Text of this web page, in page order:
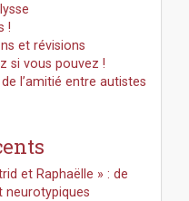
!
et révisions
si vous pouvez !
l’amitié entre autistes
et Raphaëlle » : de
neurotypiques